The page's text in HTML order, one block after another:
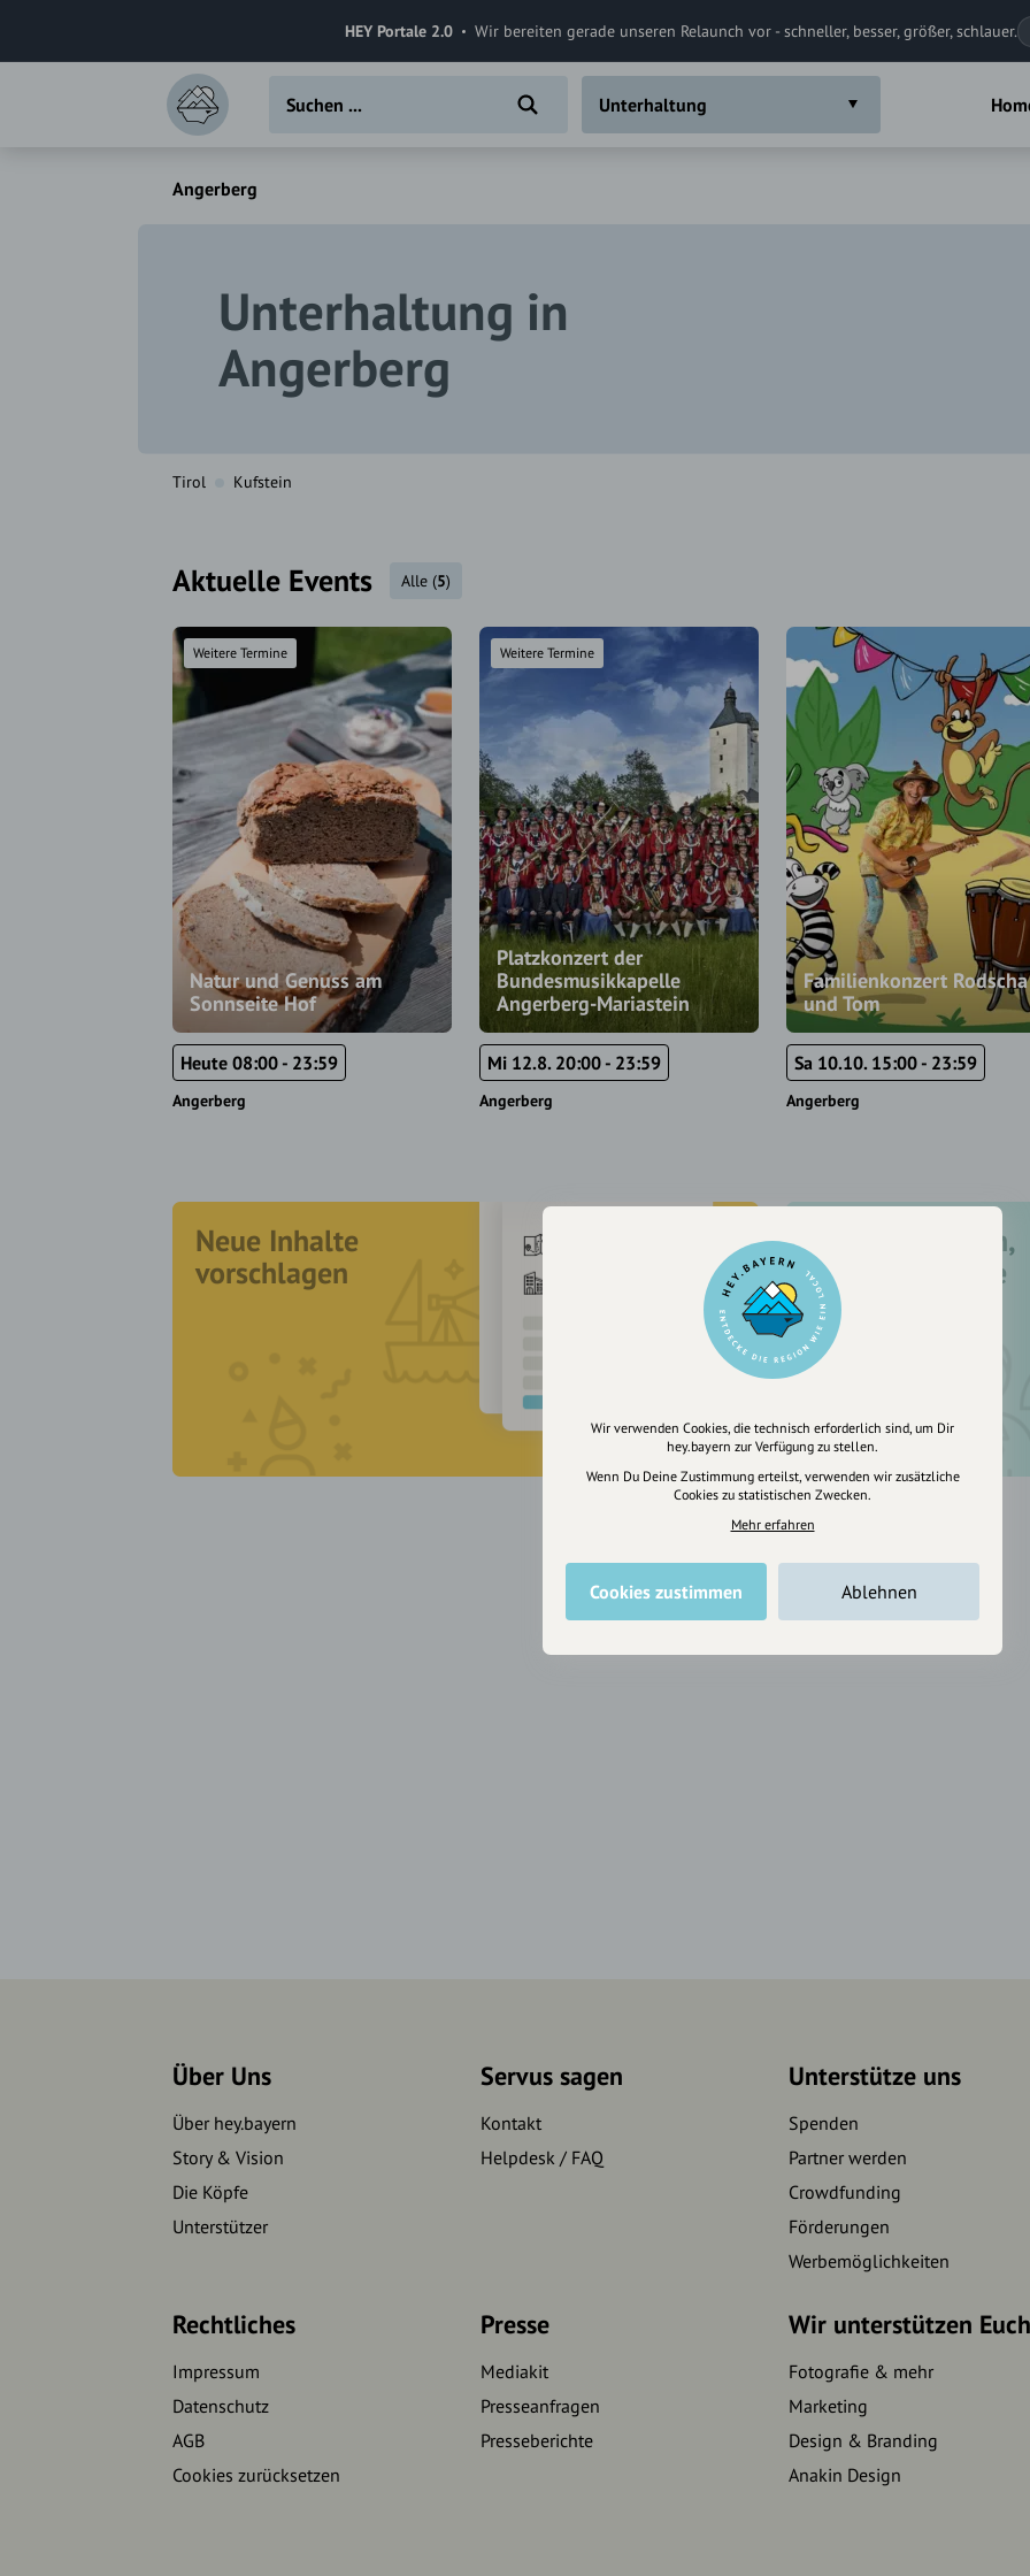
HEY Portale 2.0 Wir bereiten gerade unseren Relaunch vor - schneller, besser, größer, schlauer.
Unterhaltung
Angerberg
Unterhaltung in
Angerberg
Tirol Kufstein
Aktuelle Events Alle (5)
Natur und Genuss am
Sonnseite Hof
Weitere Termine
Heute 08:00 - 23:59
Angerberg
Platzkonzert der
Bundesmusikkapelle
Angerberg-Mariastein
Weitere Termine
Mi 12.8. 20:00 - 23:59
Angerberg
Familienkonzert Rodscha
und Tom
Sa 10.10. 15:00 - 23:59
Angerberg
Neue Inhalte
vorschlagen
Registriere dich,
um dir Einträge
zu merken
Über Uns
Über hey.bayern
Story & Vision
Die Köpfe
Unterstützer
Servus sagen
Kontakt
Helpdesk / FAQ
Unterstütze uns
Spenden
Partner werden
Crowdfunding
Förderungen
Werbemöglichkeiten
Rechtliches
Impressum
Datenschutz
AGB
Cookies zurücksetzen
Presse
Mediakit
Presseanfragen
Presseberichte
Wir unterstützen Euch
Fotografie & mehr
Marketing
Design & Branding
Anakin Design
Wir verwenden Cookies, die technisch erforderlich sind, um Dir
hey.bayern zur Verfügung zu stellen.
Wenn Du Deine Zustimmung erteilst, verwenden wir zusätzliche
Cookies zu statistischen Zwecken.
Mehr erfahren
Cookies zustimmen Ablehnen